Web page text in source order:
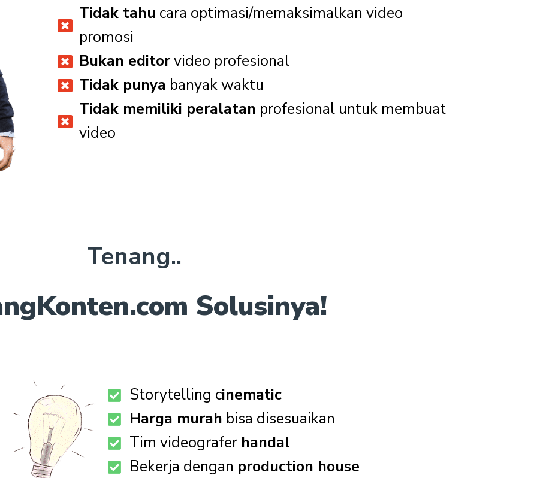
Tidak tahu cara optimasi/memaksimalkan video
promosi
Bukan editorvideo profesional
Tidak punya banyak waktu
Tidak memiliki peralatan profesional untuk membuat
video
Tenang..
Solusinya!
Storytelling cinematic
Harga murah bisa disesuaikan
Tim videografer handal
Bekerja dengan production house